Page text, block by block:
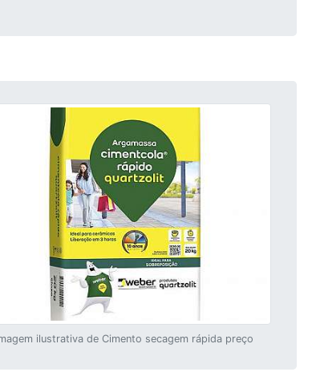
ilustrativa de Cimento secagem rápida preço